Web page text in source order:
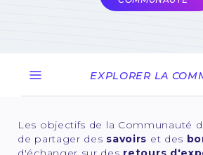
EXPLORER LA
Les objectifs de la Communauté
de partager des savoirs et des